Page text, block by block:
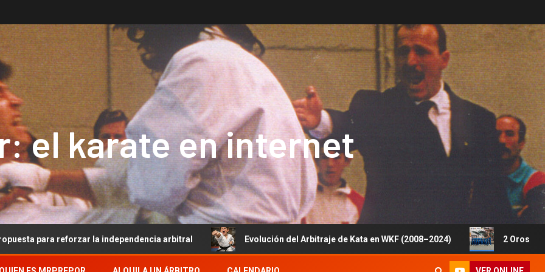
el karate en internet
la independencia arbitral Evolución del Arbitraje de Kata en WKF (2008–2024) 2 Oros, 1 Plata y 5